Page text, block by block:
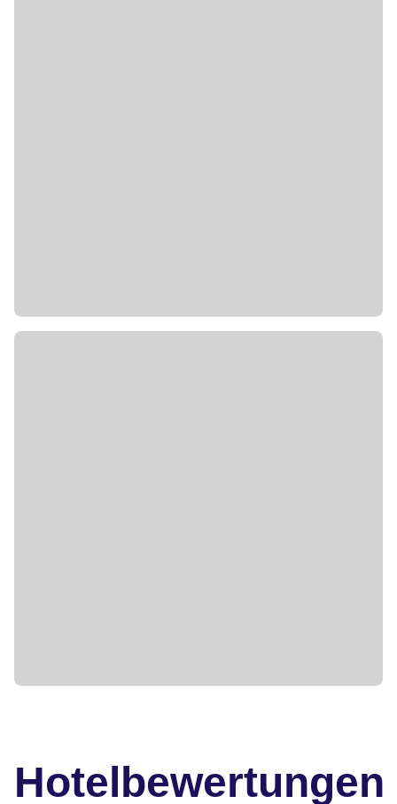
Hotelbewertungen